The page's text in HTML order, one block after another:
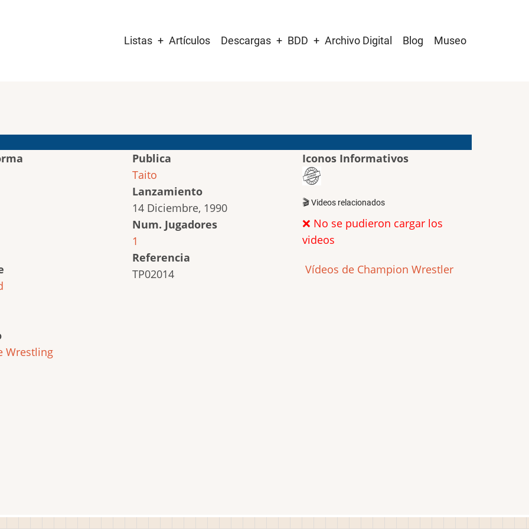
navigation
Listas Artículos Descargas BDD Archivo Digital Blog Museo
Wrestling
Publica
Taito
Lanzamiento
14 Diciembre, 1990
Num. Jugadores
1
Referencia
TP02014
Iconos Informativos
🎬 Videos relacionados
❌ No se pudieron cargar los
videos
Vídeos de Champion Wrestler